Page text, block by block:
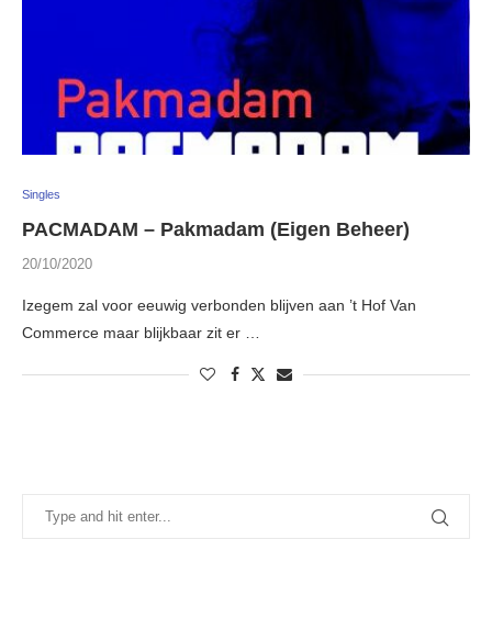
Singles
PACMADAM – Pakmadam (Eigen Beheer)
20/10/2020
Izegem zal voor eeuwig verbonden blijven aan ’t Hof Van
Commerce maar blijkbaar zit er …